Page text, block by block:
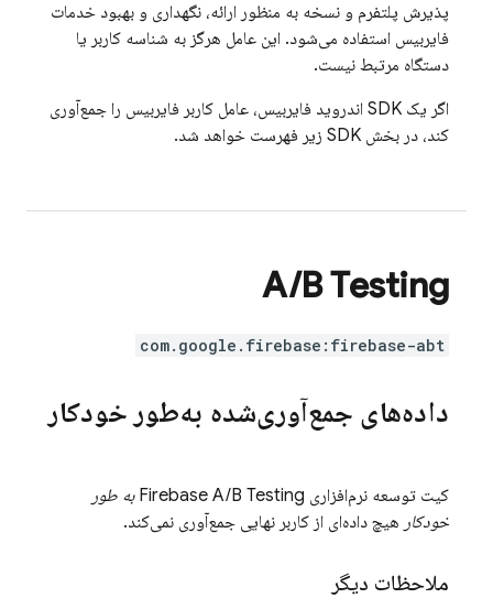
پذیرش پلتفرم و نسخه به منظور ارائه، نگهداری و بهبود خدمات
فایربیس استفاده می‌شود. این عامل هرگز به شناسه کاربر یا
دستگاه مرتبط نیست.
اگر یک SDK اندروید فایربیس، عامل کاربر فایربیس را جمع‌آوری
کند، در بخش SDK زیر فهرست خواهد شد.
A/B Testing
com.google.firebase:firebase-abt
داده‌های جمع‌آوری‌شده به‌طور خودکار
کیت توسعه نرم‌افزاری Firebase A/B Testing به طور
خودکار هیچ داده‌ای از کاربر نهایی جمع‌آوری نمی‌کند.
ملاحظات دیگر